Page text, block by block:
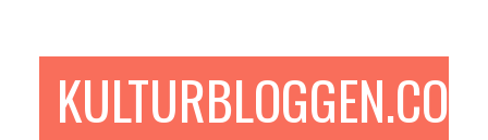
sidofältetKULTURBLOGGEN.COM